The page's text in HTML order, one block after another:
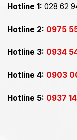
Hotline 1: 028 62
Hotline 2: 0975
Hotline 3: 0934
Hotline 4: 0903
Hotline 5: 0937